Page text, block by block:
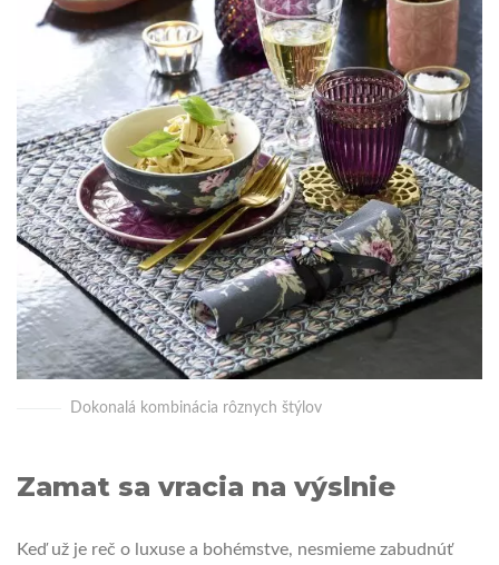
Dokonalá kombinácia rôznych štýlov
Zamat sa vracia na výslnie
Keď už je reč o luxuse a bohémstve, nesmieme zabudnúť